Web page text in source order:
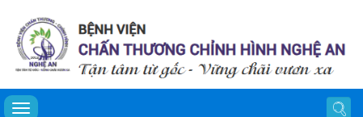
Toggle navigation